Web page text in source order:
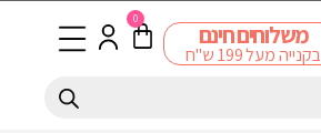
משלוחים חינם
בקנייה מעל 199 ש"ח
0